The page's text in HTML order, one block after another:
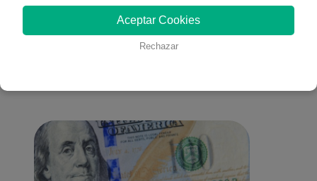
También te puede
Aceptar Cookies
Rechazar